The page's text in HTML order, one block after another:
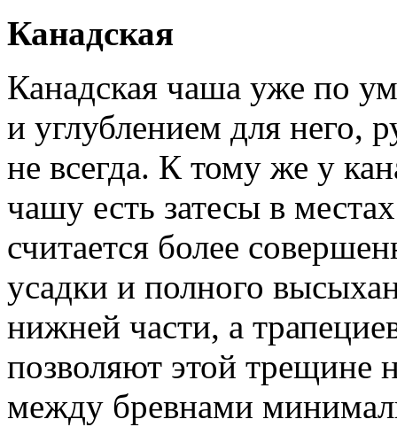
Канадская
Канадская чаша уже по
и углублением для него,
не всегда. К тому же у
чашу есть затесы в
считается более
усадки и полного
нижней части, а
позволяют этой трещине
между бревнами